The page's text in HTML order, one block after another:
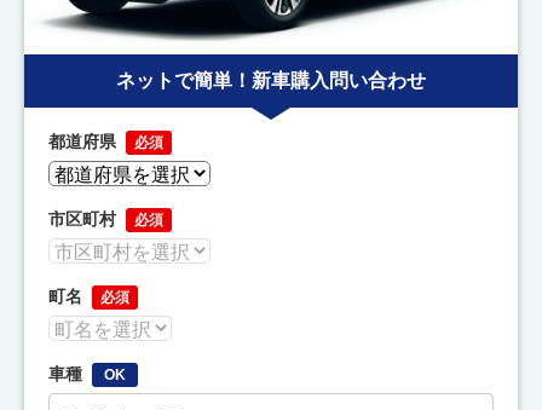
ネットで簡単！新車購入問い合わせ
都道府県 必須
市区町村 必須
町名 必須
車種 OK